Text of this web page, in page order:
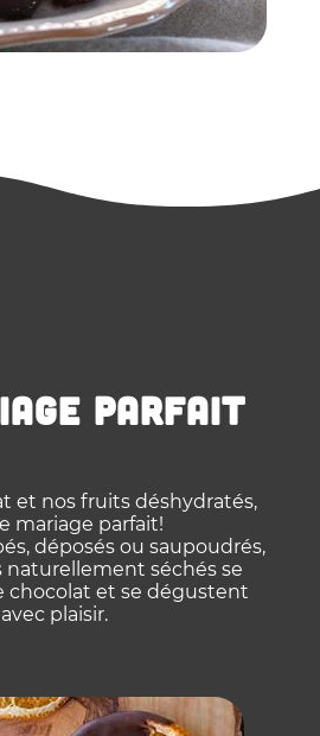
PARFAIT
et nos fruits déshydratés,
mariage parfait!
déposés ou saupoudrés,
naturellement séchés se
chocolat et se dégustent
avec plaisir.